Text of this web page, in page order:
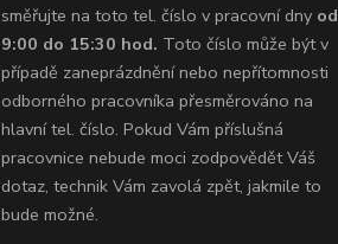
směřujte na toto tel. číslo v pracovní dny od
9:00 do 15:30 hod. Toto číslo může být v
případě zaneprázdnění nebo nepřítomnosti
odborného pracovníka přesměrováno na
hlavní tel. číslo. Pokud Vám příslušná
pracovnice nebude moci zodpovědět Váš
dotaz, technik Vám zavolá zpět, jakmile to
bude možné.